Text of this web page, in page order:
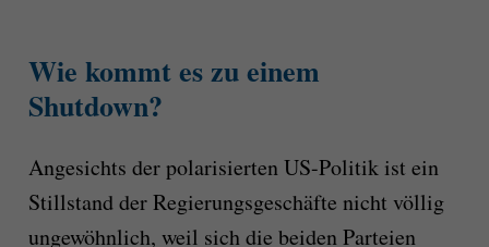
Wie kommt es zu einem
Shutdown?
Angesichts der polarisierten US-Politik ist ein
Stillstand der Regierungsgeschäfte nicht völlig
ungewöhnlich, weil sich die beiden Parteien